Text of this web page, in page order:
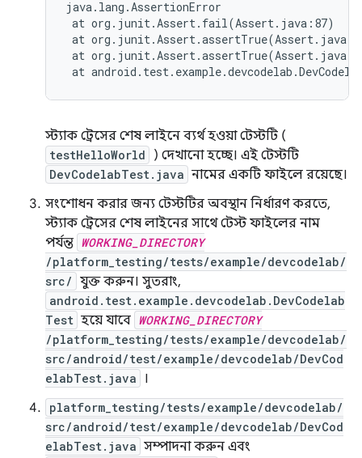
at org.junit.Assert.fail(Assert.java:87)
at org.junit.Assert.assertTrue(
at org.junit.Assert.assertTrue(
at
স্ট্যাক ট্রেসের শেষ লাইনে ব্যর্থ হওয়া টেস্টটি (
testHelloWorld ) দেখানো হচ্ছে। এই টেস্টটি
DevCodelabTest.java নামের একটি ফাইলে রয়েছে।
সংশোধন করার জন্য টেস্টটির অবস্থান নির্ধারণ করতে,
স্ট্যাক ট্রেসের শেষ লাইনের সাথে টেস্ট ফাইলের নাম
পর্যন্ত WORKING_DIRECTORY
/platform_testing/tests/example/devcodelab/
src/ যুক্ত করুন। সুতরাং,
android.test.example.devcodelab.DevCodelab
Test হয়ে যাবে WORKING_DIRECTORY
/platform_testing/tests/example/devcodelab/
src/android/test/example/devcodelab/DevCod
elabTest.java
।
platform_testing/tests/example/devcodelab/
src/android/test/example/devcodelab/DevCod
elabTest.java সম্পাদনা করুন এবং